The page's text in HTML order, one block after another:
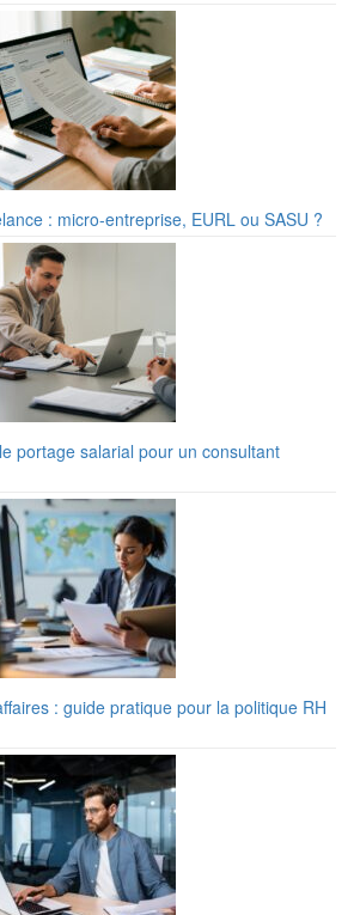
: micro-entreprise, EURL ou SASU ?
portage salarial pour un consultant
: guide pratique pour la politique RH